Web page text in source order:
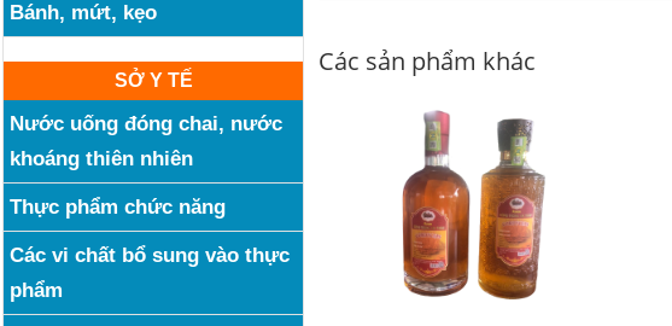
Bánh, mứt, kẹo
SỞ Y TẾ
Nước uống đóng chai, nước
khoáng thiên nhiên
Thực phẩm chức năng
Các vi chất bổ sung vào thực
phẩm
Các sản phẩm khác